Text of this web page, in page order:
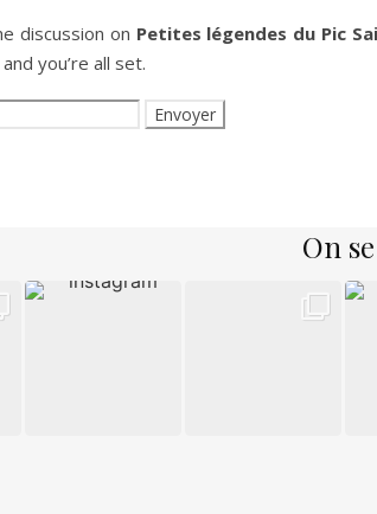
discussion on Petites légendes du Pic
you’re all set.
On